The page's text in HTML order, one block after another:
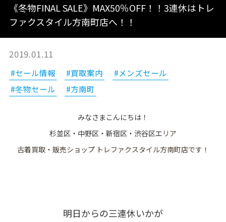
《冬物FINAL SALE》MAX50％OFF！！3連休はトレ
ファクスタイル方南町店へ！！
2019.01.11
#セール情報 #買取案内
#メンズセール
#冬物セール
#方南町
みなさまこんにちは！
杉並区・中野区・新宿区・渋谷区エ リア
古着買取・販売ショップ トレファクスタイル方南町店です！
明日からの三連休いかが